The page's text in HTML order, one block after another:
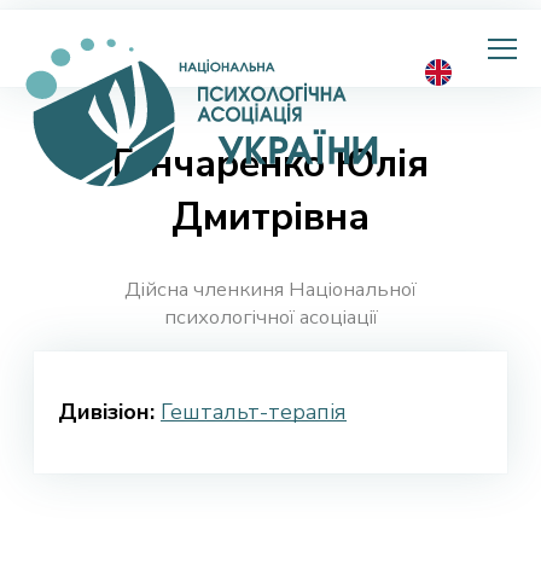
Національна
психологічна
Гончаренко Юлія
Дмитрівна
Дійсна членкиня Національної
психологічної асоціації
Дивізіон: Гештальт-терапія